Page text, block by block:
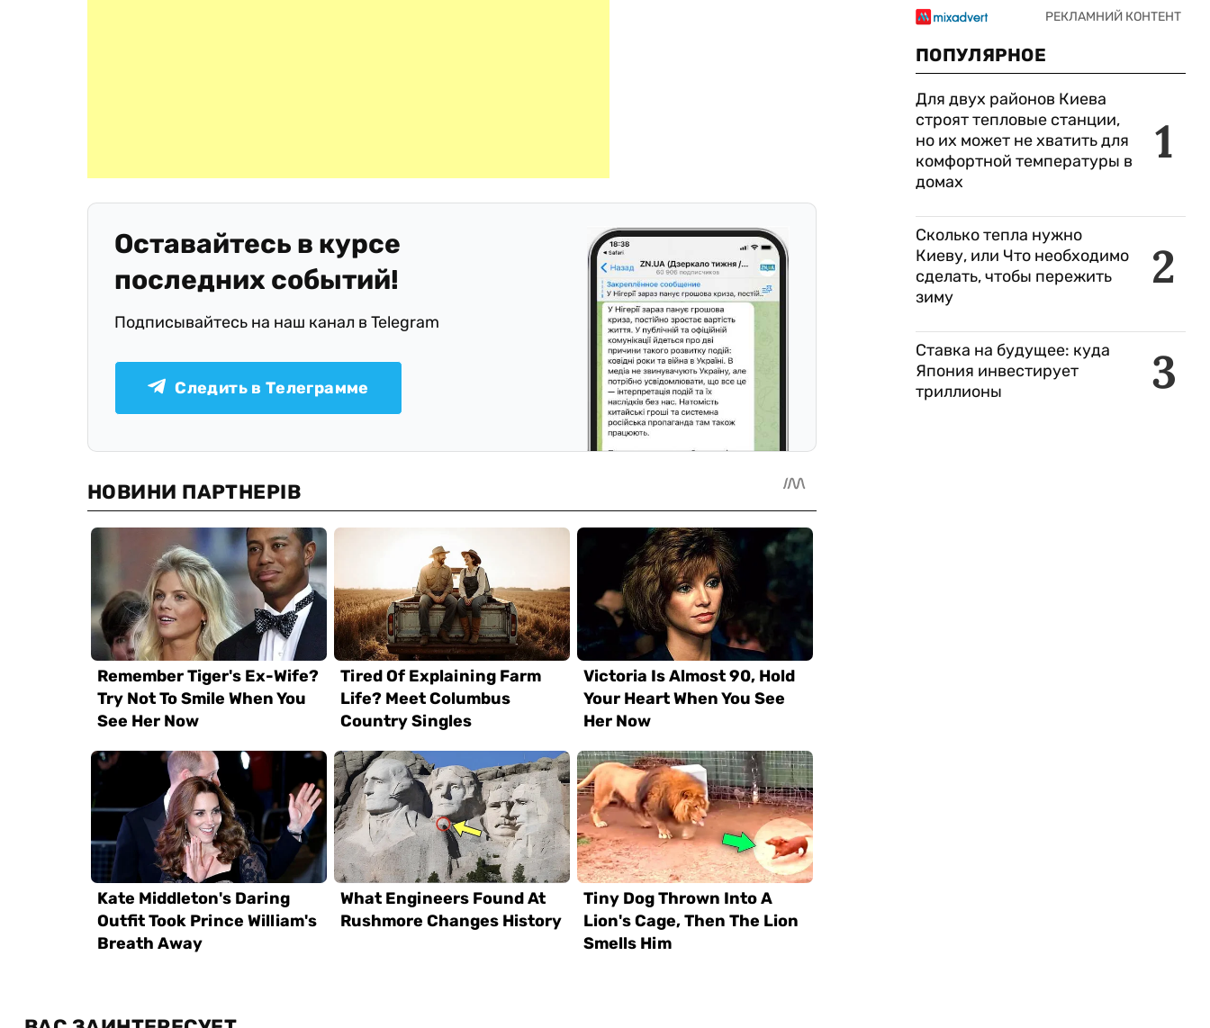
Оставайтесь в курсе
последних событий!
Подписывайтесь на наш канал в Telegram
Следить в Телеграмме
ПОПУЛЯРНОЕ
1
Для двух районов Киева
строят тепловые станции,
но их может не хватить для
комфортной температуры в
домах
2
Сколько тепла нужно
Киеву, или Что необходимо
сделать, чтобы пережить
зиму
3
Ставка на будущее: куда
Япония инвестирует
триллионы